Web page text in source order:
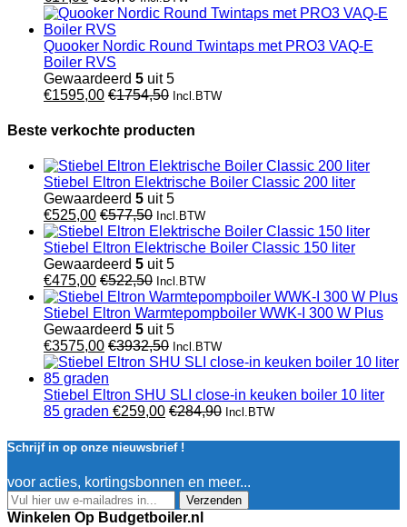
Quooker Nordic Round Twintaps met PRO3 VAQ-E
Boiler RVS
Gewaardeerd 5 uit 5
€1595,00 €1754,50 Incl.BTW
Beste verkochte producten
Stiebel Eltron Elektrische Boiler Classic 200 liter
Gewaardeerd 5 uit 5
€525,00 €577,50 Incl.BTW
Stiebel Eltron Elektrische Boiler Classic 150 liter
Gewaardeerd 5 uit 5
€475,00 €522,50 Incl.BTW
Stiebel Eltron Warmtepompboiler WWK-I 300 W Plus
Gewaardeerd 5 uit 5
€3575,00 €3932,50 Incl.BTW
Stiebel Eltron SHU SLI close-in keuken boiler 10 liter
85 graden €259,00 €284,90 Incl.BTW
Schrijf in op onze nieuwsbrief !
voor acties, kortingsbonnen en meer...
Verzenden
Winkelen Op Budgetboiler.nl